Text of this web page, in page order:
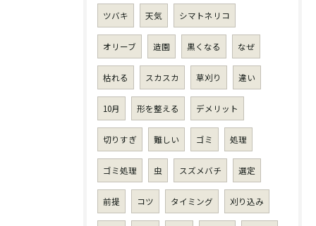
ツバキ 天気 シマトネリコ
オリーブ 造園 黒くなる なぜ
枯れる スカスカ 草刈り 違い
10月 形を整える デメリット
切りすぎ 難しい ゴミ 処理
ゴミ処理 虫 スズメバチ 選定
前提 コツ タイミング 刈り込み